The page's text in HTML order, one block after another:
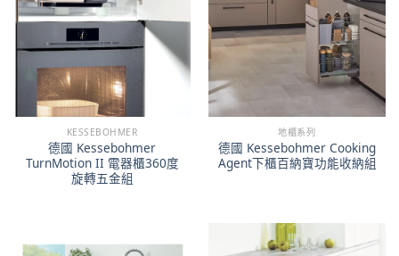
KESSEBOHMER
德國 Kessebohmer
TurnMotion II 電器櫃360度
旋轉五金組
地櫃系列
德國 Kessebohmer Cooking
Agent下櫃百納寶功能收納組